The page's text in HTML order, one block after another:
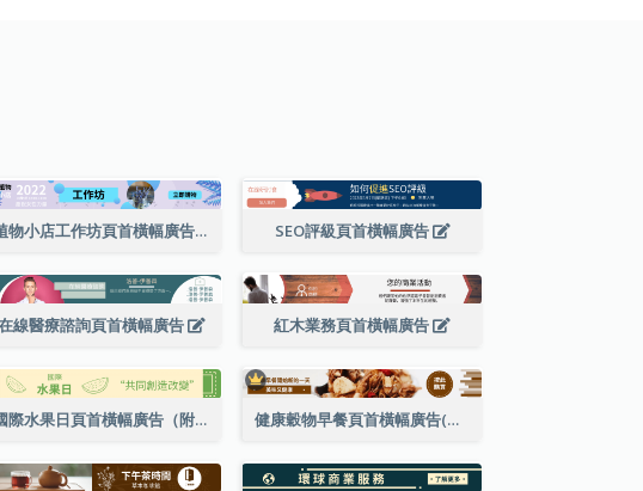
植物小店工作坊頁首橫幅廣告 SEO評級頁首橫幅廣告
線醫療諮詢頁首橫幅廣告 紅木業務頁首橫幅廣告
國際水果日頁首橫幅廣告（附標語） 健康穀物早餐頁首橫幅廣告(附購買網站超連結)